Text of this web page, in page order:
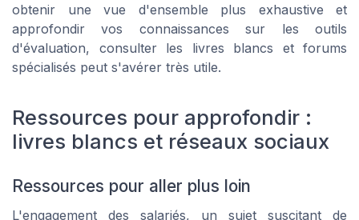
obtenir une vue d'ensemble plus exhaustive et
approfondir vos connaissances sur les outils
d'évaluation, consulter les livres blancs et forums
spécialisés peut s'avérer très utile.
Ressources pour approfondir :
livres blancs et réseaux sociaux
Ressources pour aller plus loin
L'engagement des salariés, un sujet suscitant de